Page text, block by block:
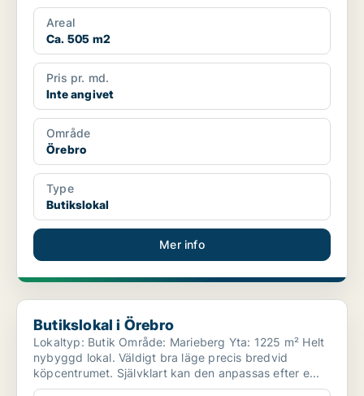
Areal
Ca. 505 m2
Pris pr. md.
Inte angivet
Område
Örebro
Type
Butikslokal
Mer info
Butikslokal i Örebro
Butikslokal i Örebro
Lokaltyp: Butik Område: Marieberg Yta: 1225 m² Helt
nybyggd lokal. Väldigt bra läge precis bredvid
köpcentrumet. Självklart kan den anpassas efter e...